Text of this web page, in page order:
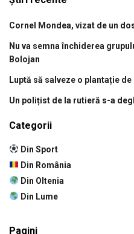
Cornel Mondea, vizat de un
Nu va semna închiderea
Bolojan
Luptă să salveze o plantație
Un polițist de la rutieră s-a
Categorii
Din Sport
Din România
Din Oltenia
Din Lume
Pagini